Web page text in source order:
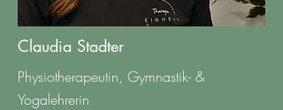
Claudia Stadter
Physiotherapeutin, Gymnastik- &
Yogalehrerin